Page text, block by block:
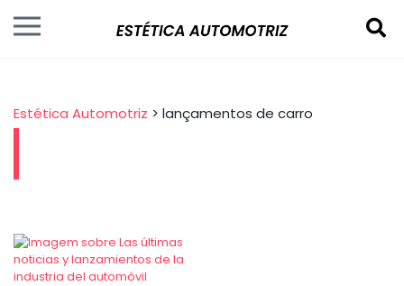
Estética Automotriz > lançamentos de carro